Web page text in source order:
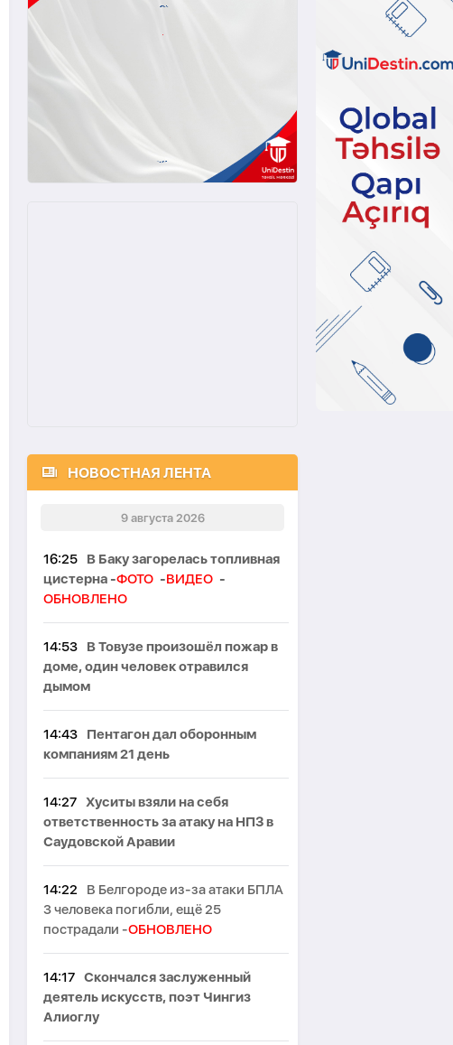
НОВОСТНАЯ ЛЕНТА
9 августа 2026
16:25
В Баку загорелась топливная
цистерна -ФОТО -ВИДЕО -
ОБНОВЛЕНО
14:53
В Товузе произошёл пожар в
доме, один человек отравился
дымом
14:43
Пентагон дал оборонным
компаниям 21 день
14:27 Хуситы взяли на себя
ответственность за атаку на НПЗ в
Саудовской Аравии
14:22
В Белгороде из-за атаки БПЛА
3 человека погибли, ещё 25
пострадали -ОБНОВЛЕНО
14:17 Скончался заслуженный
деятель искусств, поэт Чингиз
Алиоглу